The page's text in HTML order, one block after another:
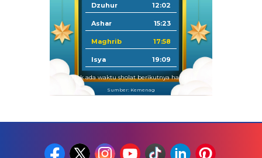
Dzuhur 12:02
Ashar 15:23
Maghrib 17:58
Isya 19:09
Tidak ada waktu sholat berikutnya hari ini.
Sumber: Kemenag